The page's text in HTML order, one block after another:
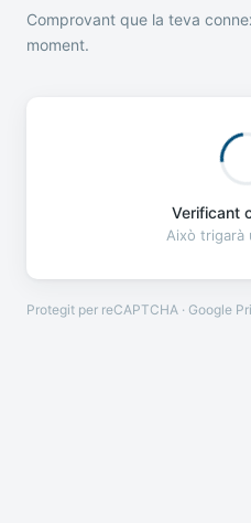
Comprovant que la teva
moment.
Verificant
Això trigarà
Protegit per reCAPTCHA · Google